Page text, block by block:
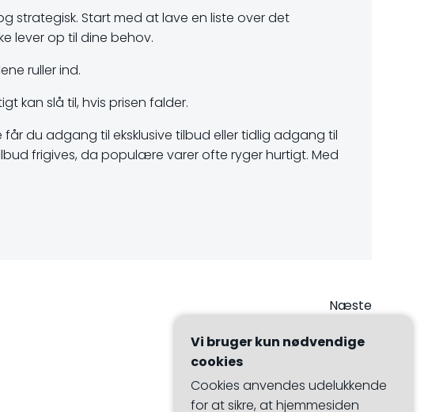
strategisk. Start med at lave en liste over det
lever op til dine behov.
ruller ind.
kan slå til, hvis prisen falder.
du adgang til eksklusive tilbud eller tidlig adgang til
frigives, da populære varer ofte ryger hurtigt. Med
Næste
Vi bruger kun nødvendige
cookies
Cookies anvendes udelukkende
for at sikre, at hjemmesiden